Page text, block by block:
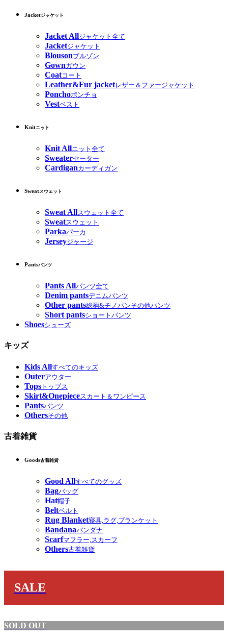
Jacketジャケット
Jacket Allジャケット全て
Jacketジャケット
Blousonブルゾン
Gownガウン
Coatコート
Leather&Fur jacketレザー＆ファージャケット
Ponchoポンチョ
Vestベスト
Knitニット
Knit Allニット全て
Sweaterセーター
Cardiganカーディガン
Sweatスウェット
Sweat Allスウェット全て
Sweatスウェット
Parkaパーカ
Jerseyジャージ
Pantsパンツ
Pants Allパンツ全て
Denim pantsデニムパンツ
Other pants総柄&チノパンその他パンツ
Short pantsショートパンツ
Shoesシューズ
キッズ
Kids Allすべてのキッズ
Outerアウター
Tops トップス
Skirt&Onepieceスカート＆ワンピース
Pantsパンツ
Othersその他
古着雑貨
Goods古着雑貨
Good Allすべてのグッズ
Bagバッグ
Hat帽子
Beltベルト
Rug Blanket寝具,ラグ,ブランケット
Bandanaバンダナ
Scarfマフラー,スカーフ
Others古着雑貨
SALE
SOLD OUT